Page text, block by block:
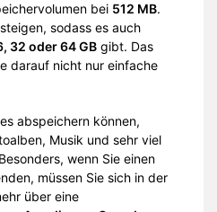
bei 512 MB.
sodass es auch
32 oder 64 GB gibt. Das
darauf nicht nur einfache
abspeichern können,
Musik und sehr viel
wenn Sie einen
müssen Sie sich in der
über eine